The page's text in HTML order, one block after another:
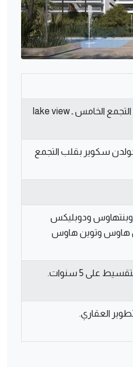
كمبوند ليك فيو التجمع الخامس ـ lake view
سكوير بقلب التجمع
ودوبليكس
هاوس وتوين هاوس
العقاري.